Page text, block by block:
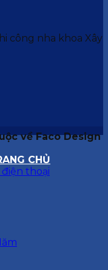
về Faco Design
CHỦ